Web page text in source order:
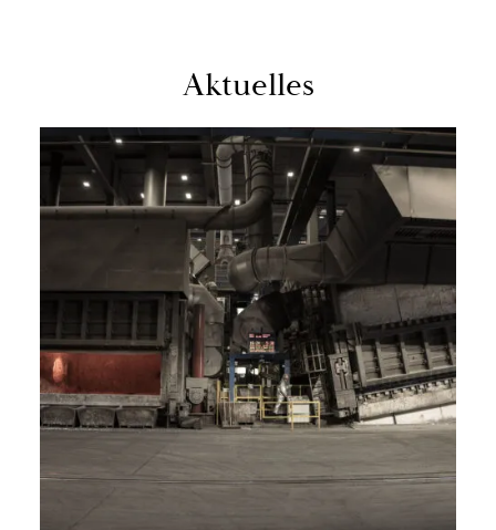
Ak­tu­el­les